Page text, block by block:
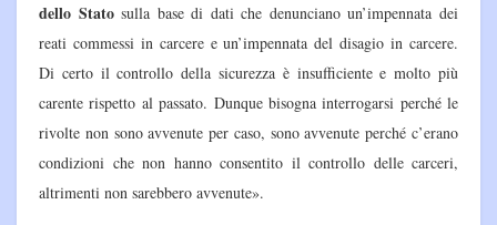
dello Statosulla base di dati che denunciano un’impennata dei
reati commessi in carcere e un’impennata del disagio in carcere.
Di certo il controllo della sicurezza è insufficiente e molto più
carente rispetto al passato. Dunque bisogna interrogarsi perché le
rivolte non sono avvenute per caso, sono avvenute perché c’erano
condizioni che non hanno consentito il controllo delle carceri,
altrimenti non sarebbero avvenute».